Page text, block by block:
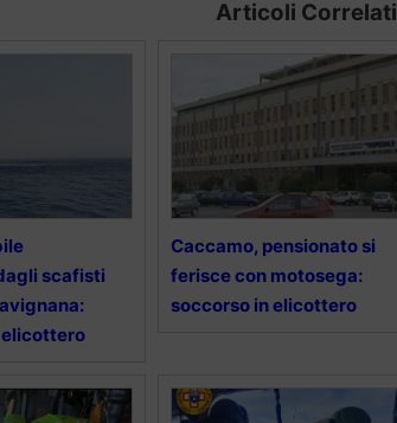
Articoli Correlati
scafisti
elicottero
Caccamo, pensionato si
ferisce con motosega:
soccorso in elicottero